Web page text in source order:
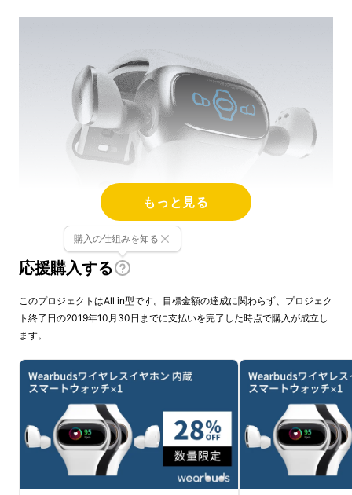
スマートウォッチで充電できるワイヤレスイヤ
もっと見る
応援購入する
購入の仕組みを知る
このプロジェクトはAll in型です。目標金額の達成に関わらず、プロジェク
ト終了日の2019年10月30日までに支払いを完了した時点で購入が成立し
ます。